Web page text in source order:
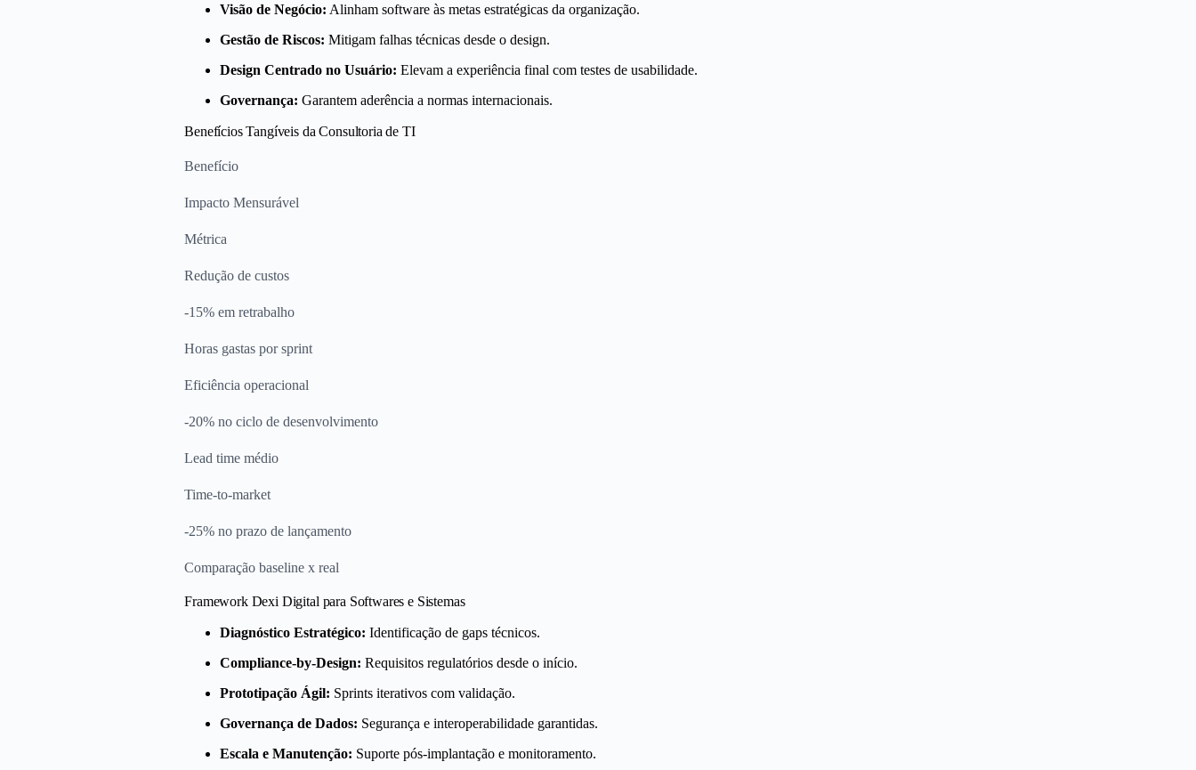
Visão de Negócio: Alinham software às metas estratégicas da organização.
Gestão de Riscos: Mitigam falhas técnicas desde o design.
Design Centrado no Usuário: Elevam a experiência final com testes de usabilidade.
Governança: Garantem aderência a normas internacionais.
Benefícios Tangíveis da Consultoria de TI
Benefício
Impacto Mensurável
Métrica
Redução de custos
-15% em retrabalho
Horas gastas por sprint
Eficiência operacional
-20% no ciclo de desenvolvimento
Lead time médio
Time-to-market
-25% no prazo de lançamento
Comparação baseline x real
Framework Dexi Digital para Softwares e Sistemas
Diagnóstico Estratégico: Identificação de gaps técnicos.
Compliance-by-Design: Requisitos regulatórios desde o início.
Prototipação Ágil: Sprints iterativos com validação.
Governança de Dados: Segurança e interoperabilidade garantidas.
Escala e Manutenção: Suporte pós-implantação e monitoramento.